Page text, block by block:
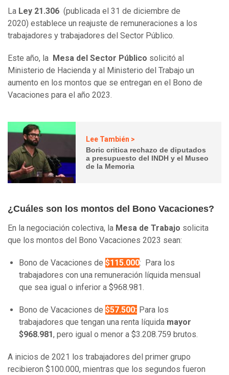
La Ley 21.306 (publicada el 31 de diciembre de
2020) establece un reajuste de remuneraciones a los
trabajadores y trabajadores del Sector Público.
Este año, la Mesa del Sector Público solicitó al
Ministerio de Hacienda y al Ministerio del Trabajo un
aumento en los montos que se entregan en el Bono de
Vacaciones para el año 2023.
Lee También >
Boric critica rechazo de diputados
a presupuesto del INDH y el Museo
de la Memoria
¿Cuáles son los montos del Bono Vacaciones?
En la negociación colectiva, la Mesa de Trabajo solicita
que los montos del
Bono Vacaciones 2023 sean:
Bono de Vacaciones de $115.000:
Para los
trabajadores con una remuneración líquida mensual
que sea igual o inferior a $968.981.
Bono de Vacaciones de $57.500: Para los
trabajadores que tengan una renta líquida mayor
$968.981, pero igual o menor a $3.208.759 brutos.
A inicios de 2021 los trabajadores del primer grupo
recibieron $100.000, mientras que los segundos fueron